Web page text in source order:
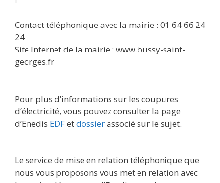
Contact téléphonique avec la mairie : 01 64 66 24
24
Site Internet de la mairie : www.bussy-saint-
georges.fr
Pour plus d’informations sur les coupures
d’électricité, vous pouvez consulter la page
d’Enedis EDFetdossierassocié sur le sujet.
Le service de mise en relation téléphonique que
nous vous proposons vous met en relation avec